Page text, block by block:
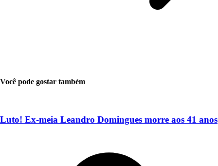
Você pode gostar também
Luto! Ex-meia Leandro Domingues morre aos 41 anos